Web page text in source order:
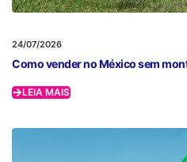
24/07/2026
Como vender no México sem
LEIA MAIS